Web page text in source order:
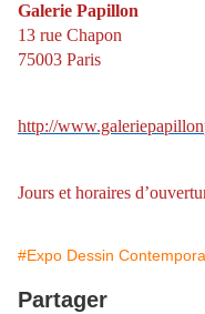
Galerie Papillon
13 rue Chapon
75003 Paris
http://
Jours et horaires
#Expo Dessin
Partager